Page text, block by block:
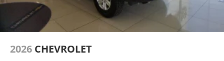
2026 CHEVROLET